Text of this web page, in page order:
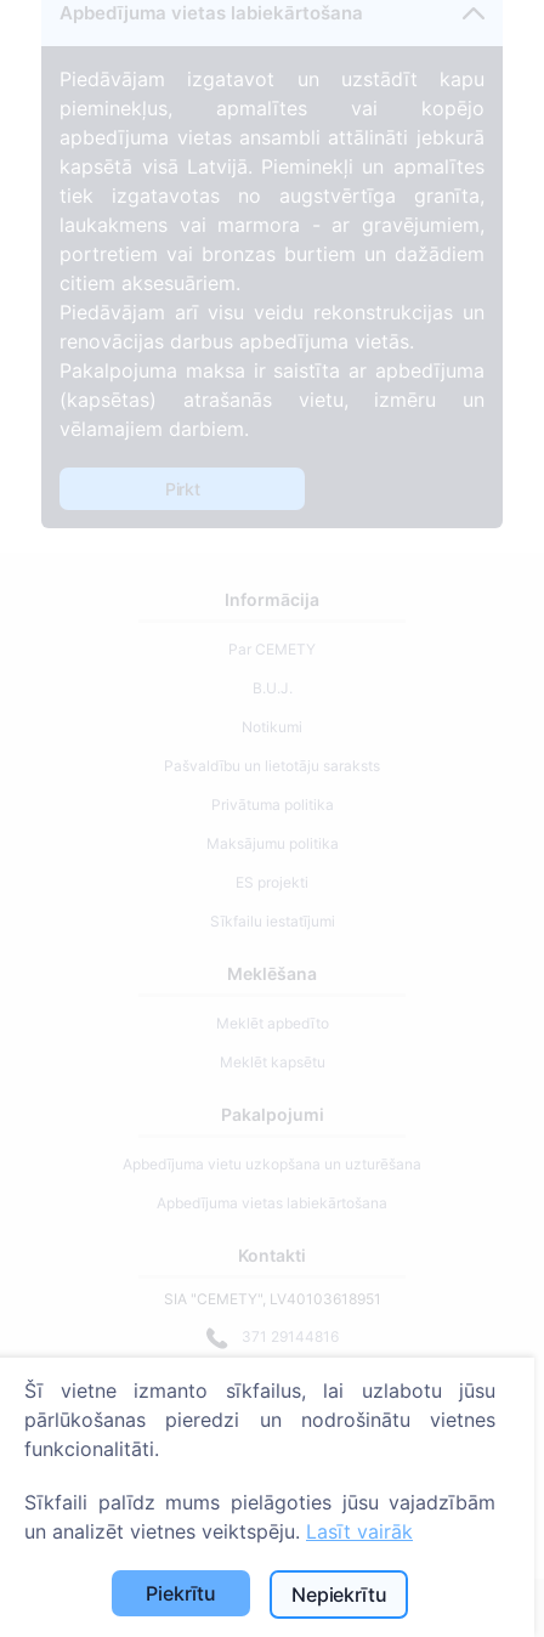
Apbedījuma vietas labiekārtošana
Piedāvājam izgatavot un uzstādīt kapu
pieminekļus, apmalītes vai kopējo
apbedījuma vietas ansambli attālināti jebkurā
kapsētā visā Latvijā. Pieminekļi un apmalītes
tiek izgatavotas no augstvērtīga granīta,
laukakmens vai marmora - ar gravējumiem,
portretiem vai bronzas burtiem un dažādiem
citiem aksesuāriem.
Piedāvājam arī visu veidu rekonstrukcijas un
renovācijas darbus apbedījuma vietās.
Pakalpojuma maksa ir saistīta ar apbedījuma
(kapsētas) atrašanās vietu, izmēru un
vēlamajiem darbiem.
Pirkt
Informācija
Par CEMETY
B.U.J.
Notikumi
Pašvaldību un lietotāju saraksts
Privātuma politika
Maksājumu politika
ES projekti
Sīkfailu iestatījumi
Meklēšana
Meklēt apbedīto
Meklēt kapsētu
Pakalpojumi
Apbedījuma vietu uzkopšana un uzturēšana
Apbedījuma vietas labiekārtošana
Kontakti
SIA "CEMETY", LV40103618951
371 29144816
Strādājam visā Latvijā!
Administratoriem
© 2013 - 2026 Cemety Visas tiesības aizsargātas
Privātuma politika un noteikumi.
Šī vietne izmanto sīkfailus, lai uzlabotu jūsu
pārlūkošanas pieredzi un nodrošinātu vietnes
funkcionalitāti.
Sīkfaili palīdz mums pielāgoties jūsu vajadzībām
un analizēt vietnes veiktspēju. Lasīt vairāk
Piekrītu Nepiekrītu